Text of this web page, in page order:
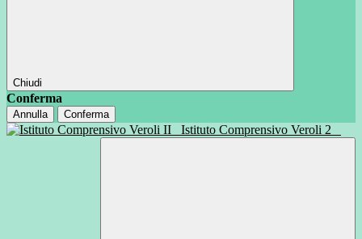
Chiudi
Conferma
Annulla Conferma
Istituto Comprensivo Veroli 2